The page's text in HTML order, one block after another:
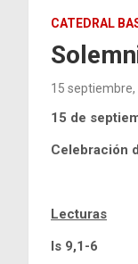
CATEDRAL
15 septiembre,
15 de
Celebración
Lecturas
Is 9,1-6